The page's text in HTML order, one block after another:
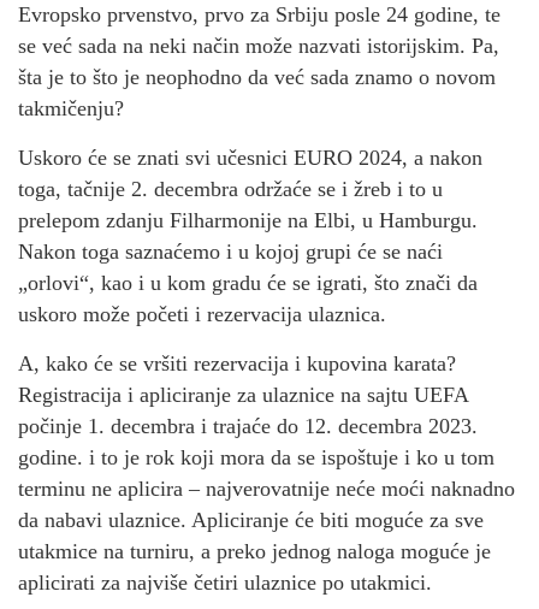
Evropsko prvenstvo, prvo za Srbiju posle 24 godine, te
se već sada na neki način može nazvati istorijskim. Pa,
šta je to što je neophodno da već sada znamo o novom
takmičenju?
Uskoro će se znati svi učesnici EURO 2024, a nakon
toga, tačnije 2. decembra održaće se i žreb i to u
prelepom zdanju Filharmonije na Elbi, u Hamburgu.
Nakon toga saznaćemo i u kojoj grupi će se naći
„orlovi“, kao i u kom gradu će se igrati, što znači da
uskoro može početi i rezervacija ulaznica.
A, kako će se vršiti rezervacija i kupovina karata?
Registracija i apliciranje za ulaznice na sajtu UEFA
počinje 1. decembra i trajaće do 12. decembra 2023.
godine. i to je rok koji mora da se ispoštuje i ko u tom
terminu ne aplicira – najverovatnije neće moći naknadno
da nabavi ulaznice. Apliciranje će biti moguće za sve
utakmice na turniru, a preko jednog naloga moguće je
aplicirati za najviše četiri ulaznice po utakmici.